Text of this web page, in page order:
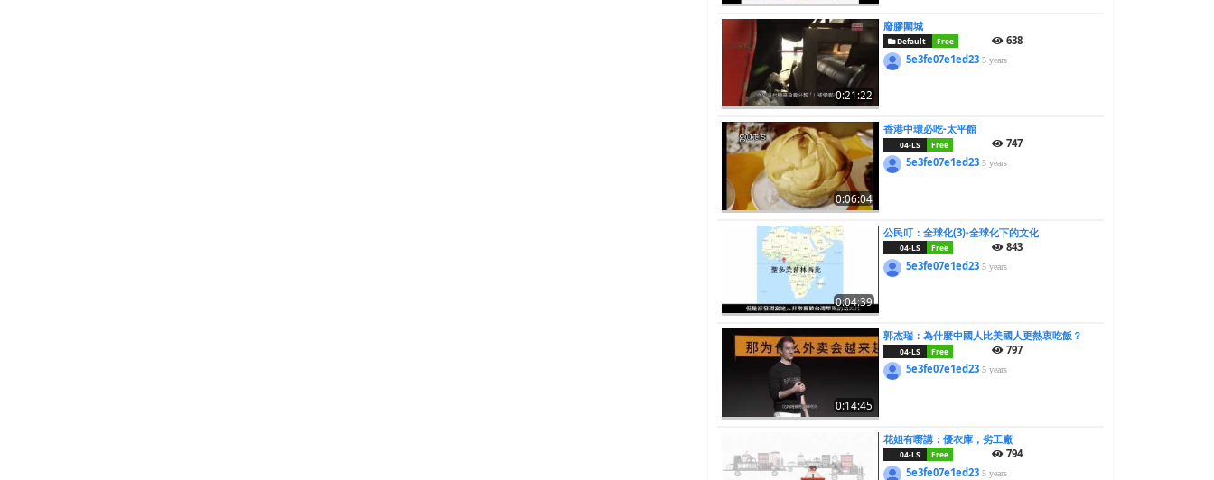
0:21:22
廢膠圍城
Default Free
638
5e3fe07e1ed235 years
0:06:04
香港中環必吃-太平館
04-LS Free
747
5e3fe07e1ed235 years
0:04:39
公民叮：全球化(3)-全球化下的文化
04-LS Free
843
5e3fe07e1ed235 years
0:14:45
郭杰瑞：為什麼中國人比美國人更熱衷吃飯？
04-LS Free
797
5e3fe07e1ed235 years
花姐有嘢講：優衣庫，劣工廠
04-LS Free
794
5e3fe07e1ed235 years